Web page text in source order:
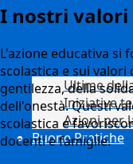
Ultime
Iniziative
Azioni per
Buone Pratiche
I nostri valori
L'azione educativa si
scolastica e sui
gentilezza, della
dell'onestà. Questi
scolastica e
docenti e famiglie.